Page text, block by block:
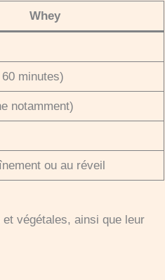
Whey
minutes)
notamment)
ou au réveil
végétales, ainsi que leur